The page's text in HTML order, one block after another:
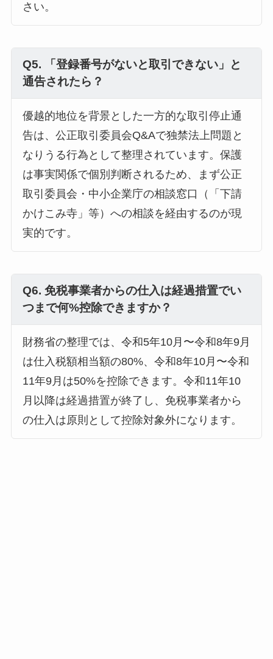
さい。
Q5. 「登録番号がないと取引できない」と
通告されたら？
優越的地位を背景とした一方的な取引停止通
告は、公正取引委員会Q&Aで独禁法上問題と
なりうる行為として整理されています。保護
は事実関係で個別判断されるため、まず公正
取引委員会・中小企業庁の相談窓口（「下請
かけこみ寺」等）への相談を経由するのが現
実的です。
Q6. 免税事業者からの仕入は経過措置でい
つまで何%控除できますか？
財務省の整理では、令和5年10月〜令和8年9月
は仕入税額相当額の80%、令和8年10月〜令和
11年9月は50%を控除できます。令和11年10
月以降は経過措置が終了し、免税事業者から
の仕入は原則として控除対象外になります。